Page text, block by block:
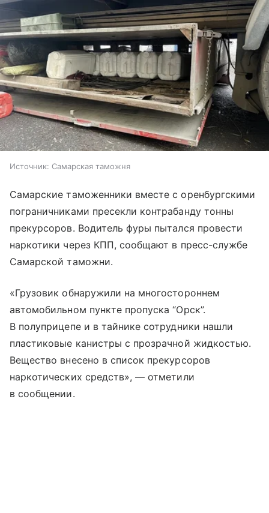
Источник: Самарская таможня
Самарские таможенники вместе с оренбургскими
пограничниками пресекли контрабанду тонны
прекурсоров. Водитель фуры пытался провести
наркотики через КПП, сообщают в пресс-службе
Самарской таможни.
«Грузовик обнаружили на многостороннем
автомобильном пункте пропуска “Орск”.
В полуприцепе и в тайнике сотрудники нашли
пластиковые канистры с прозрачной жидкостью.
Вещество внесено в список прекурсоров
наркотических средств», — отметили
в сообщении.